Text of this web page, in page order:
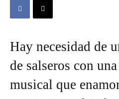
Hay necesidad de
de salseros con
musical que